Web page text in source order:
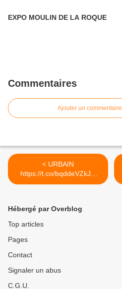
EXPO MOULIN DE LA ROQUE
Commentaires
Ajouter un commentaire
< URBAIN
https://t.co/bqddeVZkJH
#MODERNE
Hébergé par Overblog
Top articles
Pages
Contact
Signaler un abus
C.G.U.